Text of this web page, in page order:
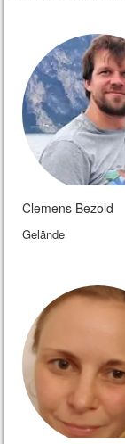
Clemens Bezold
Gelände